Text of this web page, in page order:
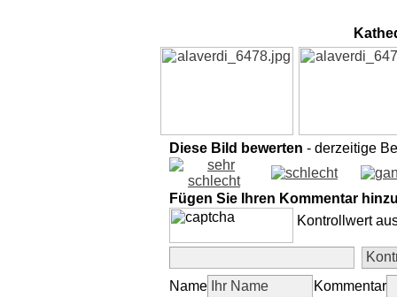
Diese Bild bewerten - derzeitige
Fügen Sie Ihren Kommentar
Kontrollwert
Name Kommentar